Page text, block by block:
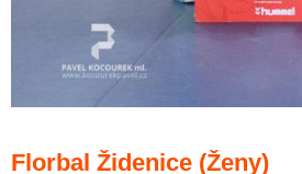
Florbal Židenice (Ženy)